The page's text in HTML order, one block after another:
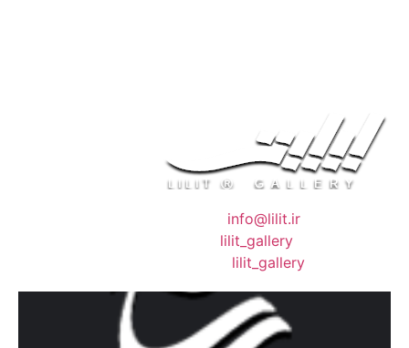
info@lilit.ir
lilit_gallery
lilit_gallery